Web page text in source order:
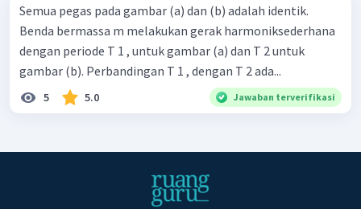
Semua pegas pada gambar (a) dan (b) adalah identik.
Benda bermassa m melakukan gerak harmoniksederhana
dengan periode T 1 , untuk gambar (a) dan T 2 untuk
gambar (b). Perbandingan T 1 , dengan T 2 ada...
5 5.0 Jawaban terverifikasi